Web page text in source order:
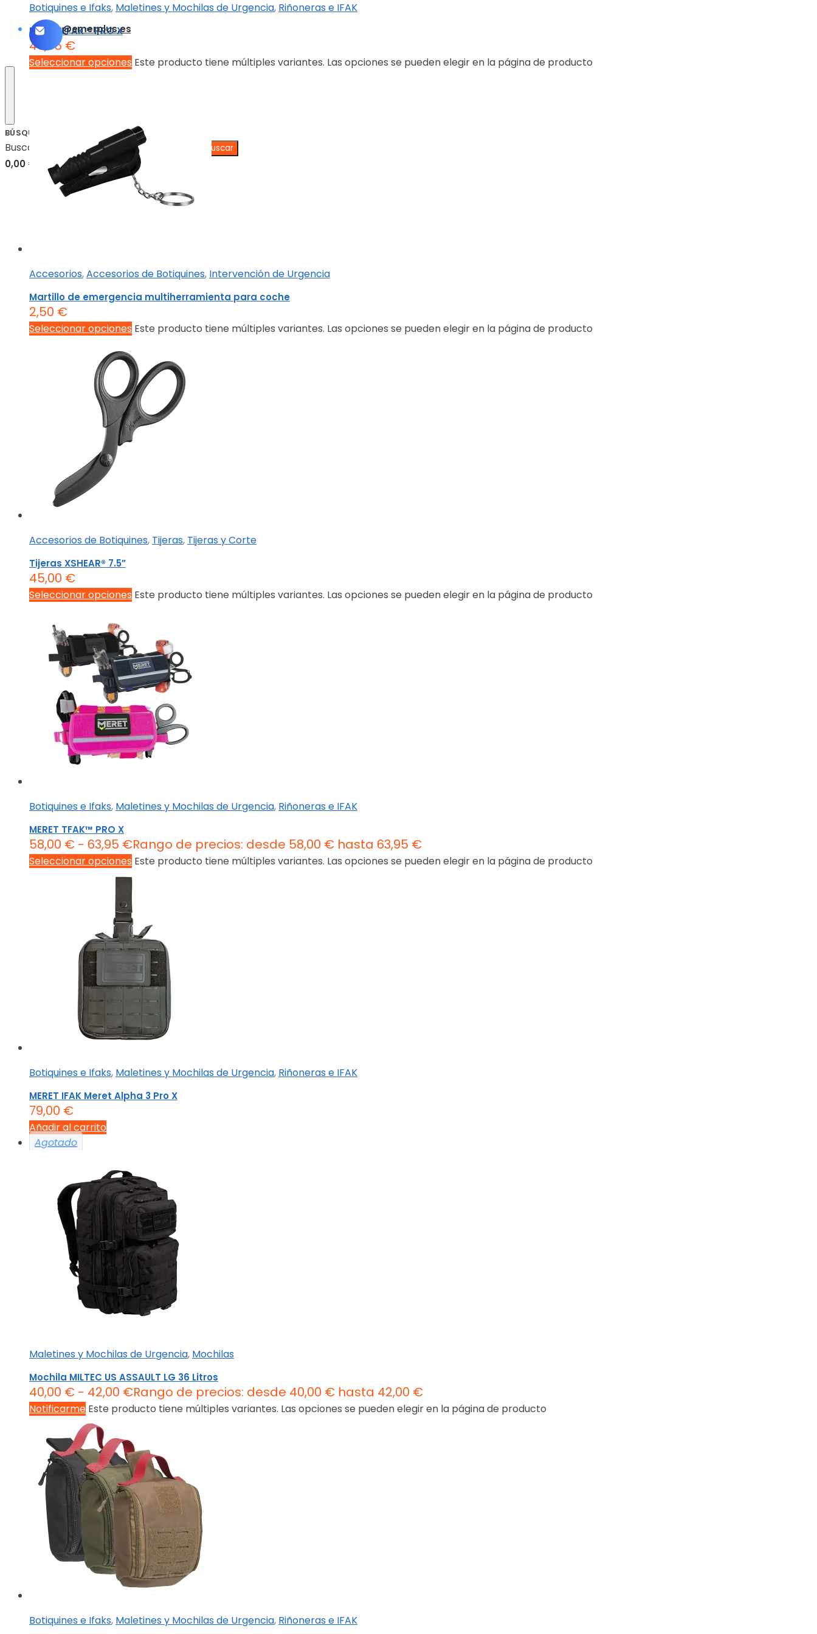
info@emerplus.es
BÚSQUEDA
Buscar:
0,00 €
Botiquines e Ifaks, Maletines y Mochilas de Urgencia, Riñoneras e IFAK
MERET EFAK™ PRO X
46,95 €
Seleccionar opciones Este producto tiene múltiples variantes. Las opciones se pueden elegir en la página de producto
Accesorios,Accesorios de Botiquines, Intervención de Urgencia
Martillo de emergencia multiherramienta para coche
2,50 €
Seleccionar opciones Este producto tiene múltiples variantes. Las opciones se pueden elegir en la página de producto
Accesorios de Botiquines, Tijeras, Tijeras y Corte
Tijeras XSHEAR® 7.5”
45,00 €
Seleccionar opciones Este producto tiene múltiples variantes. Las opciones se pueden elegir en la página de producto
Botiquines e Ifaks, Maletines y Mochilas de Urgencia, Riñoneras e IFAK
MERET TFAK™ PRO X
58,00 € - 63,95 €Rango de precios: desde 58,00 € hasta 63,95 €
Seleccionar opciones Este producto tiene múltiples variantes. Las opciones se pueden elegir en la página de producto
Botiquines e Ifaks, Maletines y Mochilas de Urgencia, Riñoneras e IFAK
MERET IFAK Meret Alpha 3 Pro X
79,00 €
Añadir al carrito
Agotado
Maletines y Mochilas de Urgencia, Mochilas
Mochila MILTEC US ASSAULT LG 36 Litros
40,00 € - 42,00 €Rango de precios: desde 40,00 € hasta 42,00 €
Notificarme Este producto tiene múltiples variantes. Las opciones se pueden elegir en la página de producto
Botiquines e Ifaks, Maletines y Mochilas de Urgencia, Riñoneras e IFAK